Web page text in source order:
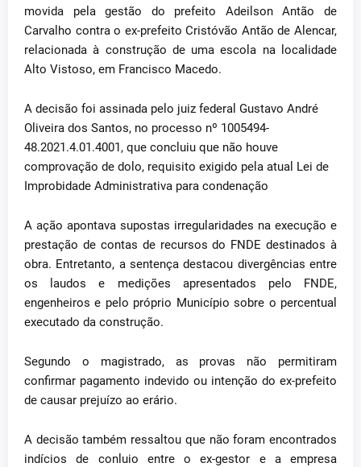
movida pela gestão do prefeito Adeilson Antão de
Carvalho contra o ex-prefeito Cristóvão Antão de Alencar,
relacionada à construção de uma escola na localidade
Alto Vistoso, em Francisco Macedo.
A decisão foi assinada pelo juiz federal Gustavo André
Oliveira dos Santos, no processo nº 1005494-
48.2021.4.01.4001, que concluiu que não houve
comprovação de dolo, requisito exigido pela atual Lei de
Improbidade Administrativa para condenação
A ação apontava supostas irregularidades na execução e
prestação de contas de recursos do FNDE destinados à
obra. Entretanto, a sentença destacou divergências entre
os laudos e medições apresentados pelo FNDE,
engenheiros e pelo próprio Município sobre o percentual
executado da construção.
Segundo o magistrado, as provas não permitiram
confirmar pagamento indevido ou intenção do ex-prefeito
de causar prejuízo ao erário.
A decisão também ressaltou que não foram encontrados
indícios de conluio entre o ex-gestor e a empresa